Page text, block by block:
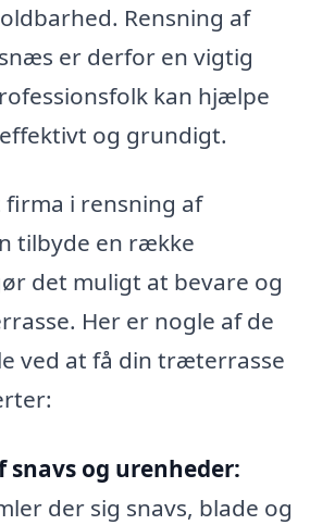
Rensning af
er derfor en vigtig
kan hjælpe
og grundigt.
firma i rensning af
tilbyde en række
det muligt at bevare og
Her er nogle af de
ved at få din træterrasse
snavs og urenheder:
der sig snavs, blade og